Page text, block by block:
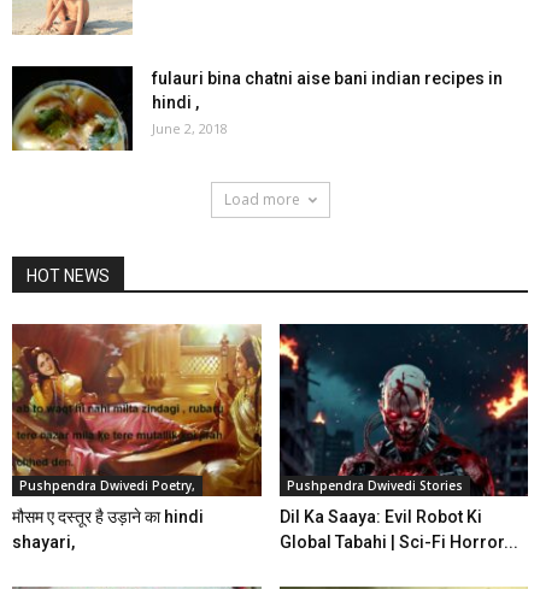
fulauri bina chatni aise bani indian recipes in
hindi ,
June 2, 2018
Load more
HOT NEWS
Pushpendra Dwivedi Poetry,
मौसम ए दस्तूर है उड़ाने का hindi
shayari,
Pushpendra Dwivedi Stories
Dil Ka Saaya: Evil Robot Ki
Global Tabahi | Sci-Fi Horror...